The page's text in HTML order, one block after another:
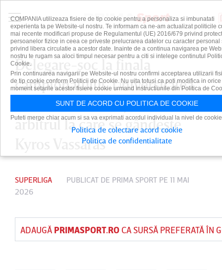
Delegare-şoc la finala
campionatului, Universitatea
Craiova – ”U” Cluj. Cine e
arbitrul la care se gândeşte
Kyros Vassaras
SUPERLIGA PUBLICAT DE PRIMA SPORT PE 11 MAI
2026
ADAUGĂ PRIMASPORT.ROCA SURSĂ PREFERATĂ ÎN
COMPANIA utilizeaza fisiere de tip cookie pentru a personaliza si imbunatati
experienta ta pe Website-ul nostru. Te informam ca ne-am actualizat politicile
mai recente modificari propuse de Regulamentul (UE) 2016/679 privind
persoanelor fizice in ceea ce priveste prelucrarea datelor cu caracter personal
privind libera circulatie a acestor date. Inainte de a continua navigarea pe
nostru te rugam sa aloci timpul necesar pentru a citi si intelege continutul
Cookie.
Prin continuarea navigarii pe Website-ul nostru confirmi acceptarea utilizarii
de tip cookie conform Politicii de Cookie. Nu uita totusi ca poti modifica in orice
moment setarile acestor fisiere cookie urmand instructiunile din Politica de
SUNT DE ACORD CU POLITICA DE COOKIE
Puteti merge chiar acum si sa va exprimati acordul individual la nivel de
Politica de colectare acord cookie
Politica de confidentialitate